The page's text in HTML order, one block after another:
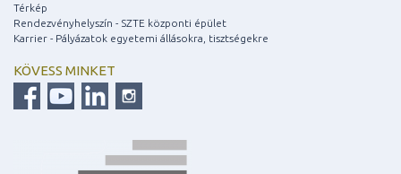
Térkép
Rendezvényhelyszín - SZTE központi épület
Karrier - Pályázatok egyetemi állásokra, tisztségekre
KÖVESS MINKET